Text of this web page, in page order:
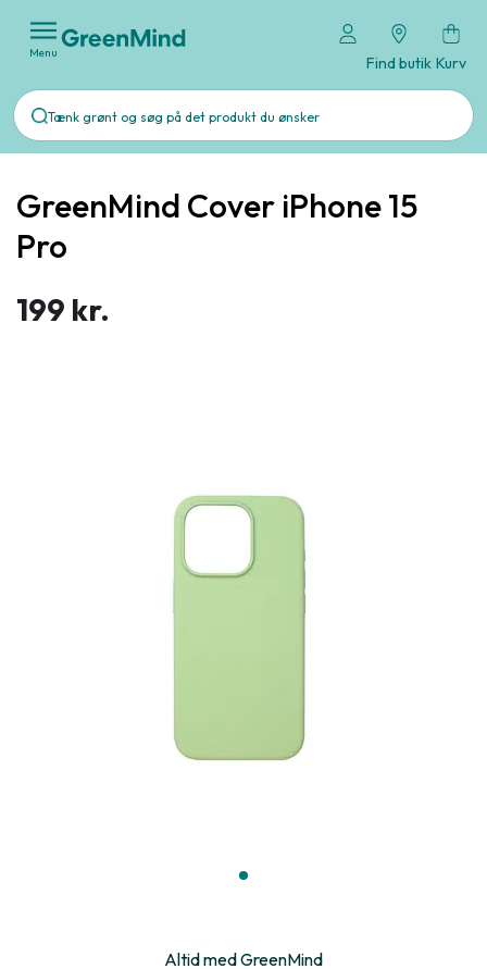
Menu
Find butik Kurv
GreenMind Cover iPhone 15
Pro
199 kr.
Altid med GreenMind